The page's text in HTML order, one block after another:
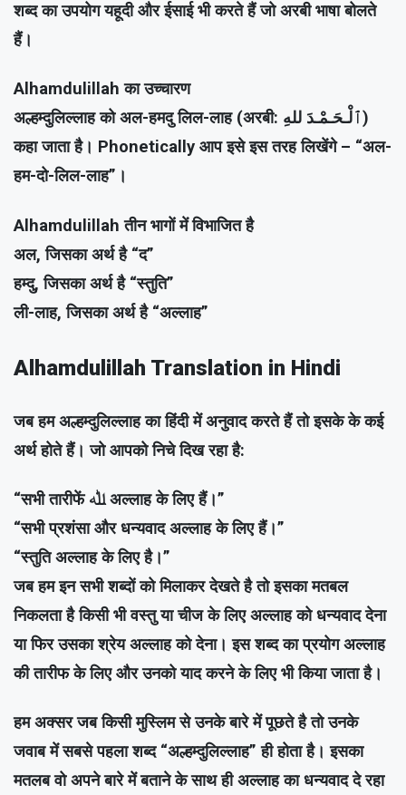
शब्द का उपयोग यहूदी और ईसाई भी करते हैं जो अरबी भाषा बोलते
हैं।
Alhamdulillah का उच्चारण
अल्हम्दुलिल्लाह को अल-हमदु लिल-लाह (अरबी: ٱلْـحَـمْـدَ للهِ‎)
कहा जाता है। Phonetically आप इसे इस तरह लिखेंगे – “अल-
हम-दो-लिल-लाह”।
Alhamdulillah तीन भागों में विभाजित है
अल, जिसका अर्थ है “द”
हम्दु, जिसका अर्थ है “स्तुति”
ली-लाह, जिसका अर्थ है “अल्लाह”
Alhamdulillah Translation in Hindi
जब हम अल्हम्दुलिल्लाह का हिंदी में अनुवाद करते हैं तो इसके के कई
अर्थ होते हैं। जो आपको निचे दिख रहा है:
“सभी तारीफें ﷲ अल्लाह के लिए हैं।”
“सभी प्रशंसा और धन्यवाद अल्लाह के लिए हैं।”
“स्तुति अल्लाह के लिए है।”
जब हम इन सभी शब्दों को मिलाकर देखते है तो इसका मतबल
निकलता है किसी भी वस्तु या चीज के लिए अल्लाह को धन्यवाद देना
या फिर उसका श्रेय अल्लाह को देना। इस शब्द का प्रयोग अल्लाह
की तारीफ के लिए और उनको याद करने के लिए भी किया जाता है।
हम अक्सर जब किसी मुस्लिम से उनके बारे में पूछते है तो उनके
जवाब में सबसे पहला शब्द “अल्हम्दुलिल्लाह” ही होता है। इसका
मतलब वो अपने बारे में बताने के साथ ही अल्लाह का धन्यवाद दे रहा